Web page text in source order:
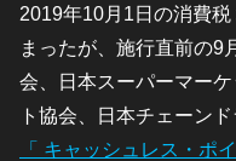
2019年10月1日の消費
まったが、施行直前の9
会、日本スーパーマー
ト協会、日本チェーン
「 キャッシュレス・ポ